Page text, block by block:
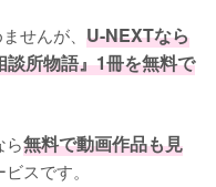
せんが、 U-NEXTなら
所物語』1冊を無料で
ら無料で動画作品も見
スです。